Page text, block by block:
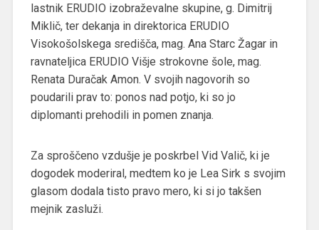
lastnik ERUDIO izobraževalne skupine, g. Dimitrij
Miklič, ter dekanja in direktorica ERUDIO
Visokošolskega središča, mag. Ana Starc Žagar in
ravnateljica ERUDIO Višje strokovne šole, mag.
Renata Duračak Amon. V svojih nagovorih so
poudarili prav to: ponos nad potjo, ki so jo
diplomanti prehodili in pomen znanja.
Za sproščeno vzdušje je poskrbel Vid Valič, ki je
dogodek moderiral, medtem ko je Lea Sirk s svojim
glasom dodala tisto pravo mero, ki si jo takšen
mejnik zasluži.